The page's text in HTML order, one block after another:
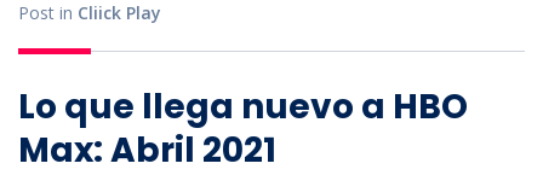
Post in Cliick Play
Lo que llega nuevo a HBO
Max: Abril 2021